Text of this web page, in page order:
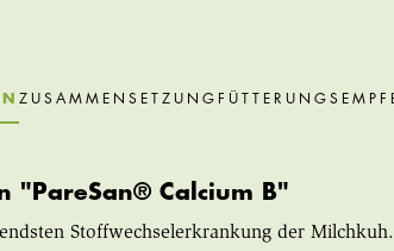
ZUSAMMENSETZUNG
"PareSan® Calcium B"
Stoffwechselerkrankung der